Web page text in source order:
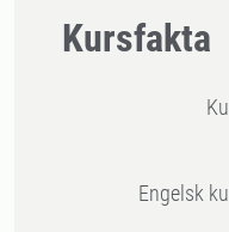
Kursfakta
Engelsk